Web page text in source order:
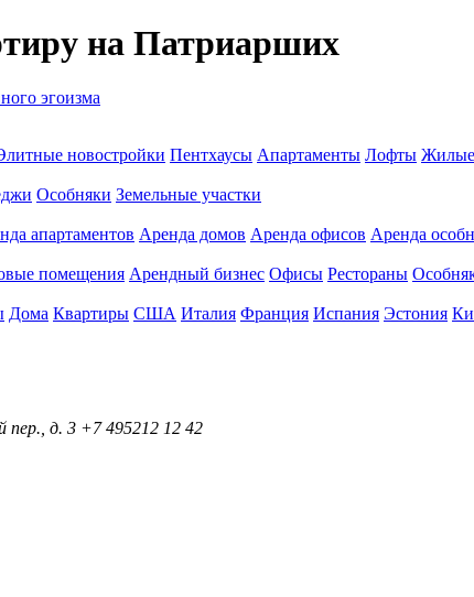
на Патриарших
эгоизма
новостройки Пентхаусы Апартаменты Лофты Жилые
Особняки Земельные участки
апартаментов Аренда домов Аренда офисов Аренда
помещения Арендный бизнес Офисы Рестораны
Дома Квартиры США Италия Франция Испания Эстония
пер., д. 3 +7 495212 12 42